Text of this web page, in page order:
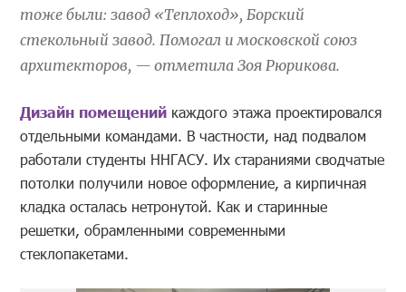
тоже были: завод «Теплоход», Борский
стекольный завод. Помогал и московской союз
архитекторов, — отметила Зоя Рюрикова.
Дизайн помещений каждого этажа проектировался
отдельными командами. В частности, над подвалом
работали студенты ННГАСУ. Их стараниями сводчатые
потолки получили новое оформление, а кирпичная
кладка осталась нетронутой. Как и старинные
решетки, обрамленными современными
стеклопакетами.